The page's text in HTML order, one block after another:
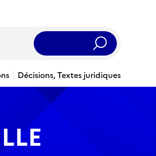
Rechercher
Décisions, Textes juridiques